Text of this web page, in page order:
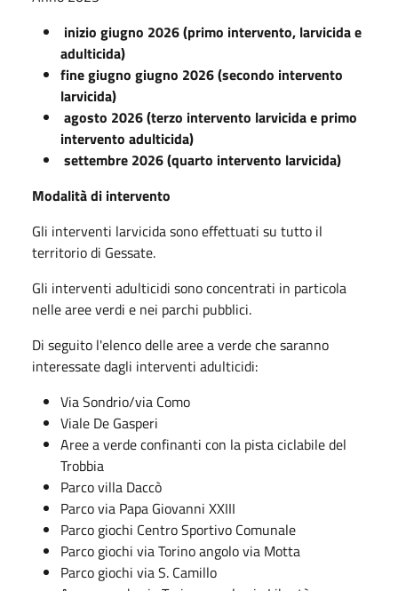
inizio giugno 2026 (primo intervento, larvicida e
adulticida)
fine giugno giugno 2026 (secondo intervento
larvicida)
agosto 2026 (terzo intervento larvicida e primo
intervento adulticida)
settembre 2026 (quarto intervento larvicida)
Modalità di intervento
Gli interventi larvicida sono effettuati su tutto il
territorio di Gessate.
Gli interventi adulticidi sono concentrati in particola
nelle aree verdi e nei parchi pubblici.
Di seguito l'elenco delle aree a verde che saranno
interessate dagli interventi adulticidi:
Via Sondrio/via Como
Viale De Gasperi
Aree a verde confinanti con la pista ciclabile del
Trobbia
Parco villa Daccò
Parco via Papa Giovanni XXIII
Parco giochi Centro Sportivo Comunale
Parco giochi via Torino angolo via Motta
Parco giochi via S. Camillo